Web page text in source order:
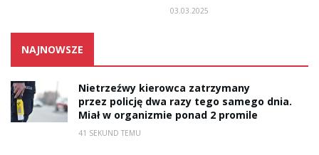
03.03.2025
NAJNOWSZE
Nietrzeźwy kierowca zatrzymany
przez policję dwa razy tego samego dnia.
Miał w organizmie ponad 2 promile
41 SEKUND TEMU